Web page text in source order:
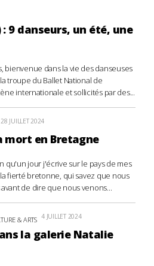
9 danseurs, un été, une
bienvenue dans la vie des danseuses
troupe du Ballet National de
internationale et sollicités par des...
28 JUILLET 2024
mort en Bretagne
qu'un jour j'écrive sur le pays de mes
fierté bretonne, qui savez que nous
de dire que nous venons...
& ARTS 4 JUILLET 2024
la galerie Natalie